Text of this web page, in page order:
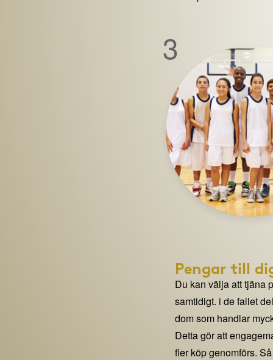
3
Pengar till
Du kan välja att tjäna
samtidigt. i de fallet
dom som handlar
Detta gör att
fler köp genomförs.